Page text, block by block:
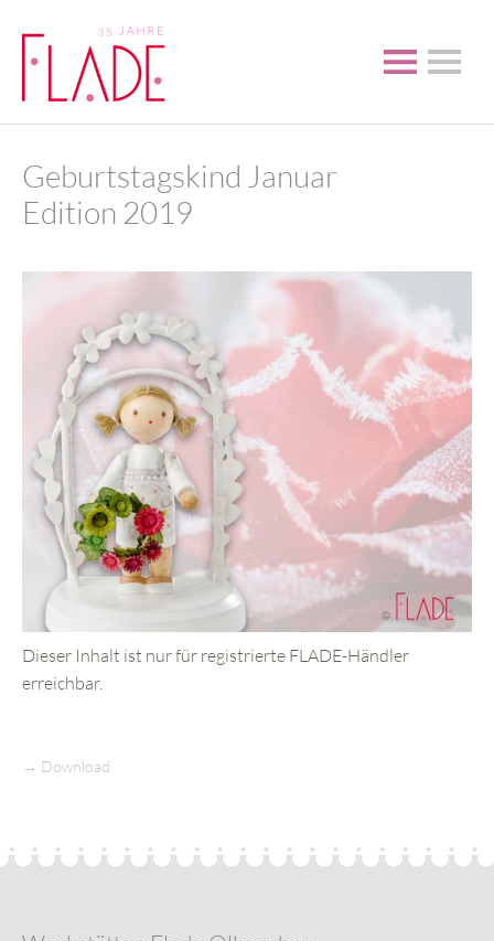
Geburtstagskind Januar
Edition 2019
Dieser Inhalt ist nur für registrierte FLADE-Händler
erreichbar.
→ Download